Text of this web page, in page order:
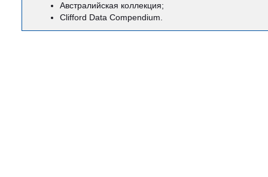
Австралийская коллекция;
Clifford Data Compendium.